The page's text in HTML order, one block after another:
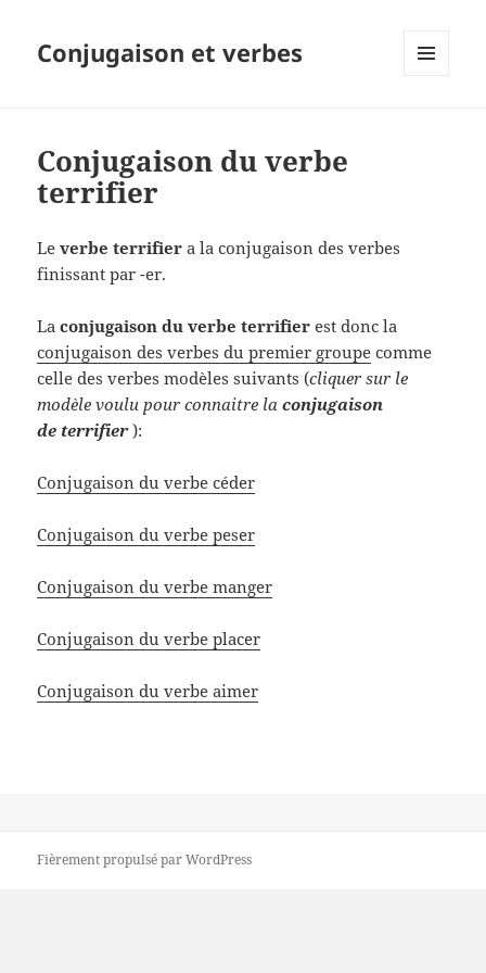
Conjugaison et verbes
Conjugaison du verbe
terrifier
Leverbe terrifier a la conjugaison des verbes
finissant par -er.
Laconjugaison du verbe terrifier est donc la
conjugaison des verbes du premier groupe comme
celle des verbes modèles suivants (cliquer sur le
modèle voulu pour connaitre laconjugaison
de terrifier):
Conjugaison du verbe céder
Conjugaison du verbe peser
Conjugaison du verbe manger
Conjugaison du verbe placer
Conjugaison du verbe aimer
Fièrement propulsé par WordPress